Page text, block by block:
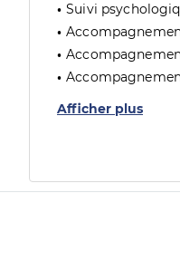
Suivi
Afficher plus